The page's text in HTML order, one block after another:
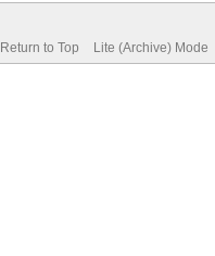
Return to Top Lite (Archive) Mode